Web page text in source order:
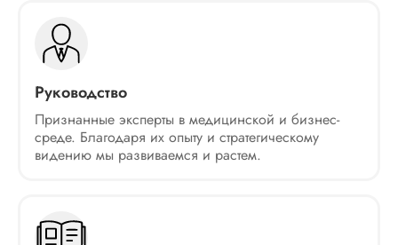
Руководство
Признанные эксперты в медицинской и бизнес-
среде. Благодаря их опыту и стратегическому
видению мы развиваемся и растем.